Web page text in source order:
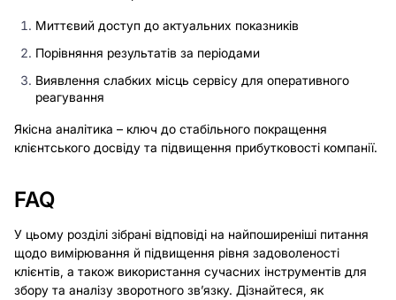
Миттєвий доступ до актуальних показників
Порівняння результатів за періодами
Виявлення слабких місць сервісу для оперативного
реагування
Якісна аналітика – ключ до стабільного покращення
клієнтського досвіду та підвищення прибутковості компанії.
FAQ
У цьому розділі зібрані відповіді на найпоширеніші питання
щодо вимірювання й підвищення рівня задоволеності
клієнтів, а також використання сучасних інструментів для
збору та аналізу зворотного зв’язку. Дізнайтеся, як